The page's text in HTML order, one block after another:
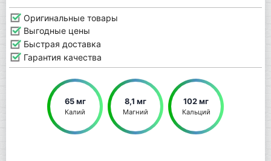
Оригинальные товары
Выгодные цены
Быстрая доставка
Гарантия качества
65 мг
Калий
8,1 мг
Магний
102 мг
Кальций